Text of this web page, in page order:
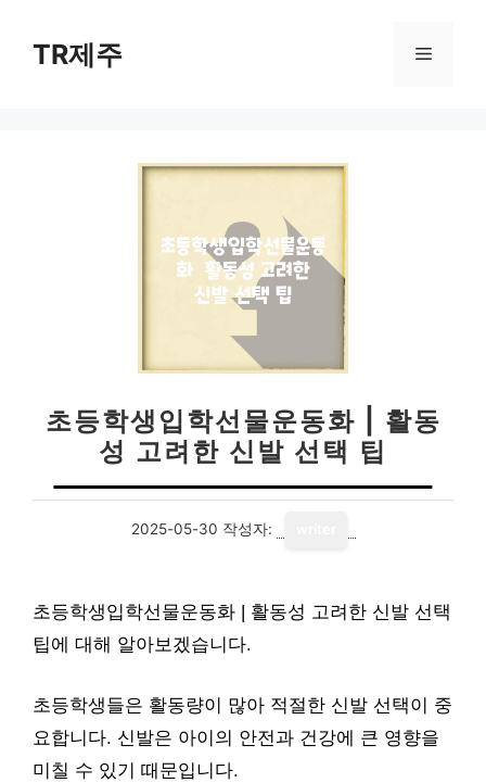
TR제주 메
초등학생입학선물운동화 | 활동
성 고려한 신발 선택 팁
2025-05-30 작성자:
초등학생입학선물운동화 | 활동성 고려한 신발 선택
팁에 대해 알아보겠습니다.
초등학생들은 활동량이 많아 적절한 신발 선택이 중
요합니다. 신발은 아이의 안전과 건강에 큰 영향을
미칠 수 있기 때문입니다.